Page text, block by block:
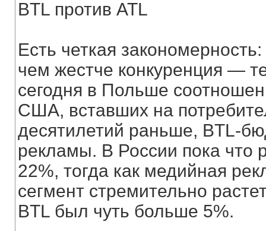
BTL против ATL
Есть четкая
чем жестче конкуренция —
сегодня в Польше
США, вставших на
десятилетий раньше, BTL-
рекламы. В России пока что
22%, тогда как медийная
сегмент стремительно
BTL был чуть больше 5%.